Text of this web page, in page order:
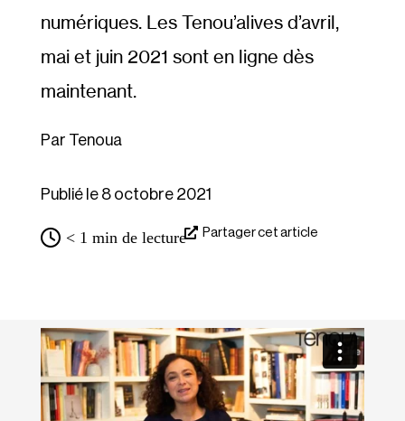
numériques. Les Tenou’alives d’avril,
mai et juin 2021 sont en ligne dès
maintenant.
Tenoua
Publié le 8 octobre 2021
< 1 min de lecture Partager cet article